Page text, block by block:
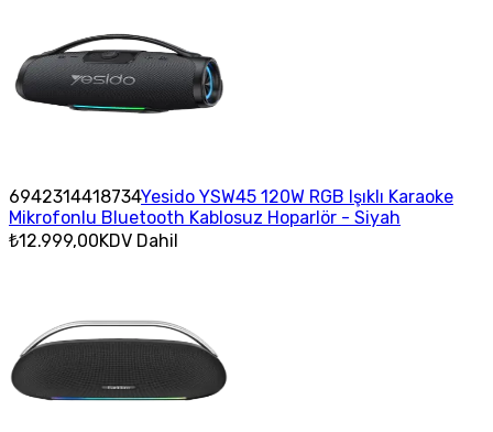
6942314418734Yesido YSW45 120W RGB Işıklı Karaoke
Mikrofonlu Bluetooth Kablosuz Hoparlör - Siyah
₺12.999,00KDV Dahil